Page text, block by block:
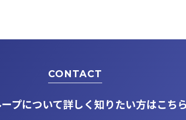
CONTACT
プについて詳しく知りたい方はこち